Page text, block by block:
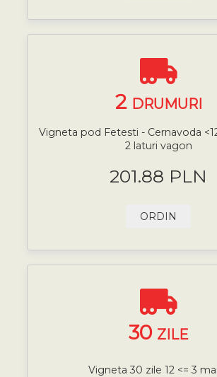
2 DRUMURI
Vigneta pod Fetesti - Cernavoda
2 laturi vagon
201.88 PLN
ORDIN
30 ZILE
Vigneta 30 zile 12 <= 3